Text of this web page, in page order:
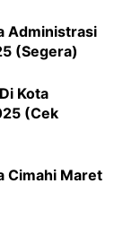
Administrasi
(Segera)
Kota
(Cek
Cimahi Maret